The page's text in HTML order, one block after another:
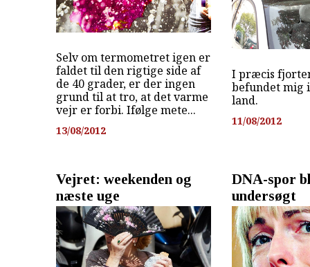
Selv om termometret igen er
faldet til den rigtige side af
de 40 grader, er der ingen
grund til at tro, at det varme
vejr er forbi. Ifølge mete...
13/08/2012
I præcis
befundet mig
land.
11/08/2012
Vejret: weekenden og
næste uge
DNA-spor
undersøgt